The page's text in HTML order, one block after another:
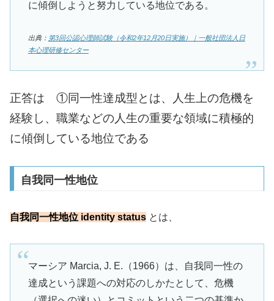
に傾倒しようと努力している地位である。
出典： 第3回公認心理師試験（令和2年12月20日実施）｜一般社団法人日
本心理研修センター
正答は ①同一性達成型とは、人生上の危機を
経験し、職業などの人生の重要な領域に積極的
に傾倒している地位である
自我同一性地位
自我同一性地位 identity status とは、
マーシア Marcia, J. E.（1966）は、自我同一性の
達成という課題への対応のしかたとして、危機